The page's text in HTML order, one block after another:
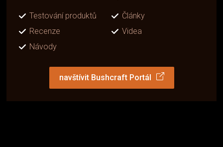
Testování produktů
Články
Recenze
Videa
Návody
navštívit Bushcraft Portál